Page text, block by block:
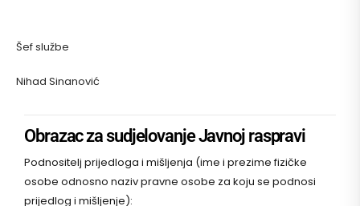
Šef službe
Nihad Sinanović
Obrazac za sudjelovanje Javnoj raspravi
Podnositelj prijedloga i mišljenja (ime i prezime fizičke
osobe odnosno naziv pravne osobe za koju se podnosi
prijedlog i mišljenje):